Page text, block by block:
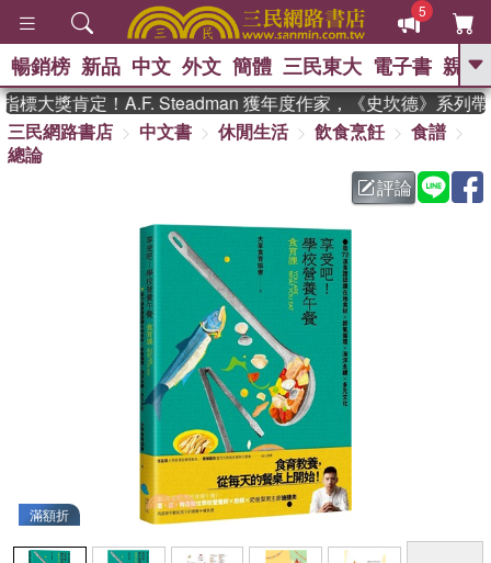
5
GO
熱搜： 東野圭吾 、 高希均教授回憶錄
暑期推薦 、 國際布克
方念華 、 台灣的李
登輝時代 、 數學女孩：黎曼猜想
偉大的迷走神經
暢銷榜 新品 中文 外文 簡體 三民東大 電子書 親子
大獎肯定！A.F. Steadman 獲年度作家，《史坎德》系列帶
三民網路書店
中文書 休閒生活 飲食烹飪
食譜
總論
評論
滿額折